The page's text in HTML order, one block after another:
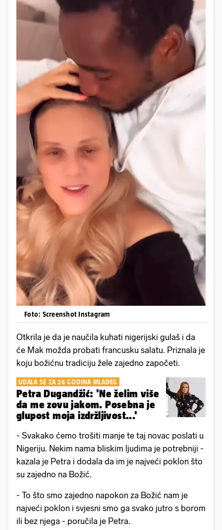
Foto: Screenshot Instagram
Otkrila je da je naučila kuhati nigerijski gulaš i da
će Mak možda probati francusku salatu. Priznala je
koju božićnu tradiciju žele zajedno započeti.
UDALA SE ZA 26 GODINA MLAĐEG
Petra Dugandžić: 'Ne želim više
da me zovu jakom. Posebna je
glupost moja izdržljivost...'
- Svakako ćemo trošiti manje te taj novac poslati u
Nigeriju. Nekim nama bliskim ljudima je potrebniji -
kazala je Petra i dodala da im je najveći poklon što
su zajedno na Božić.
- To što smo zajedno napokon za Božić nam je
najveći poklon i svjesni smo ga svako jutro s borom
ili bez njega - poručila je Petra.